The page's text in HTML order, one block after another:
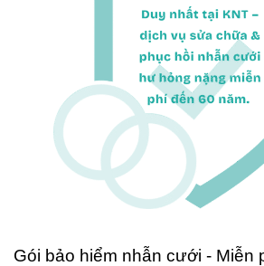
Gói bảo hiểm nhẫn cưới - Miễn